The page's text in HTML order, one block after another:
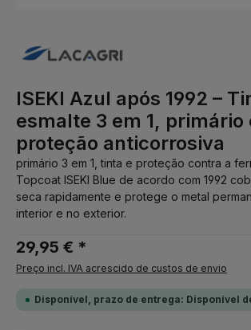
ISEKI Azul após 1992 –
esmalte 3 em 1, primário
proteção anticorrosiva
primário 3 em 1, tinta e proteção contra a
Topcoat ISEKI Blue de acordo com 1992
seca rapidamente e protege o metal
interior e no exterior.
29,95 € *
Preço incl. IVA acrescido de custos de envio
Disponível, prazo de entrega: Disponível